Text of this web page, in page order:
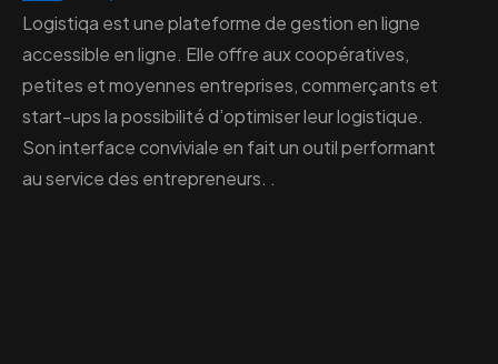
Logistiqa est une plateforme de gestion en ligne
accessible en ligne. Elle offre aux coopératives,
petites et moyennes entreprises, commerçants et
start-ups la possibilité d’optimiser leur logistique.
Son interface conviviale en fait un outil performant
au service des entrepreneurs. .